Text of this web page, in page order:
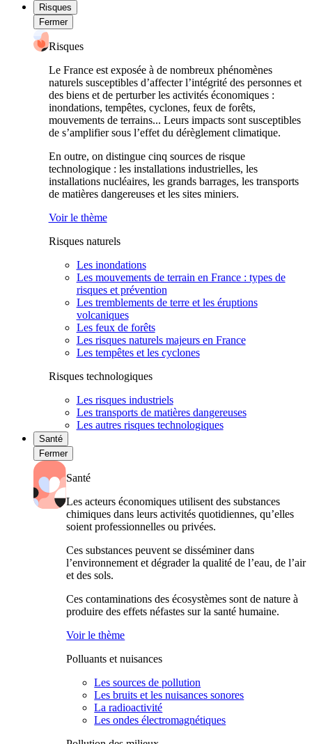
Risques
Fermer
Risques
Le France est exposée à de nombreux phénomènes
naturels susceptibles d’affecter l’intégrité des personnes et
des biens et de perturber les activités économiques :
inondations, tempêtes, cyclones, feux de forêts,
mouvements de terrains... Leurs impacts sont susceptibles
de s’amplifier sous l’effet du dérèglement climatique.
En outre, on distingue cinq sources de risque
technologique : les installations industrielles, les
installations nucléaires, les grands barrages, les transports
de matières dangereuses et les sites miniers.
Voir le thème
Risques naturels
Les inondations
Les mouvements de terrain en France : types de
risques et prévention
Les tremblements de terre et les éruptions
volcaniques
Les feux de forêts
Les risques naturels majeurs en France
Les tempêtes et les cyclones
Risques technologiques
Les risques industriels
Les transports de matières dangereuses
Les autres risques technologiques
Santé
Fermer
Santé
Les acteurs économiques utilisent des substances
chimiques dans leurs activités quotidiennes, qu’elles
soient professionnelles ou privées.
Ces substances peuvent se disséminer dans
l’environnement et dégrader la qualité de l’eau, de l’air
et des sols.
Ces contaminations des écosystèmes sont de nature à
produire des effets néfastes sur la santé humaine.
Voir le thème
Polluants et nuisances
Les sources de pollution
Les bruits et les nuisances sonores
La radioactivité
Les ondes électromagnétiques